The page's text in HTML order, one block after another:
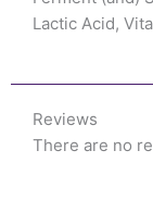
Lactic Acid,
Reviews
There are no